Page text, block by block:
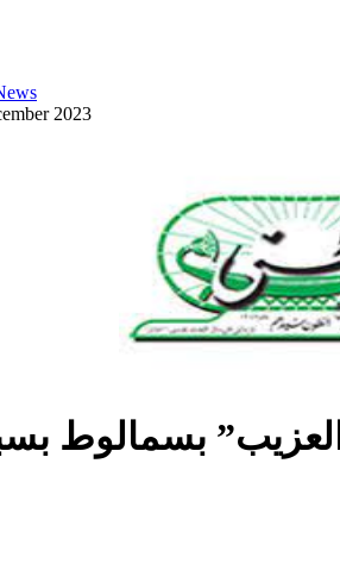
2023
بسمالوط